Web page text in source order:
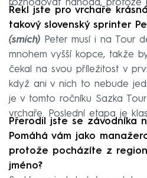
rozhodovat náhoda, protože
Řekl jste pro vrchaře
takový slovenský sprinter
(smích) Peter musí i na Tour
mnohem vyšší kopce, takže
čekal na svou příležitost v
když ani v nich to nebude
je v tomto ročníku Sazka
vrchaře. Poslední etapa je
Přerodil jste se závodníka
Pomáhá vám jako
protože pocházíte z
jméno?